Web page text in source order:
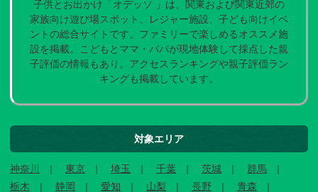
子供とお出かけ「オデッソ 」は、関東および関東近郊の
家族向け遊び場スポット、レジャー施設、子ども向けイベ
ントの総合サイトです。ファミリーで楽しめるオススメ施
設を掲載。こどもとママ・パパが現地体験して採点した親
子評価の情報もあり。アクセスランキングや親子評価ラン
キングも掲載しています。
対象エリア
神奈川 東京 埼玉 千葉 茨城
群馬
栃木
静岡 愛知 山梨 長野
青森